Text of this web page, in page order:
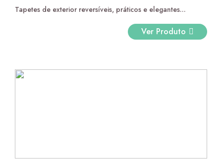
range:
Tapetes de exterior reversíveis, práticos e elegantes...
Ver Produto